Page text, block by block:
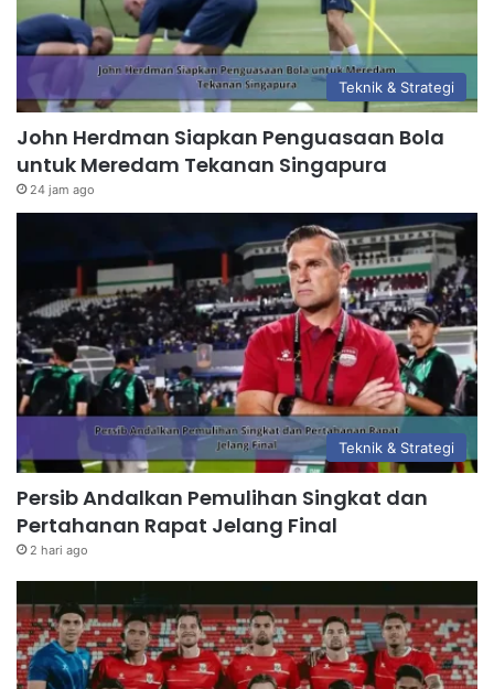
Teknik & Strategi
John Herdman Siapkan Penguasaan Bola
untuk Meredam Tekanan Singapura
24 jam ago
Teknik & Strategi
Persib Andalkan Pemulihan Singkat dan
Pertahanan Rapat Jelang Final
2 hari ago